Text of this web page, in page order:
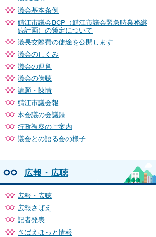
議会基本条例
鯖江市議会BCP（鯖江市議会緊急時業務継
続計画）の策定について
議長交際費の使途を公開します
議会のしくみ
議会の運営
議会の傍聴
請願・陳情
鯖江市議会報
本会議の会議録
行政視察のご案内
議会との語る会の様子
広報・広聴
広報・広聴
広報さばえ
記者発表
さばえほっと情報